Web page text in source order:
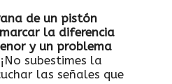
de un pistón
la diferencia
y un problema
¡No subestimes la
las señales que